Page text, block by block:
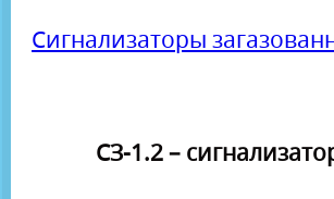
Сигнализаторы
СЗ-1.2 –